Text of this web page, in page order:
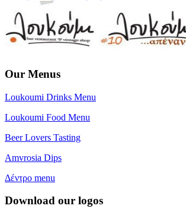
Our Menus
Loukoumi Drinks Menu
Loukoumi Food Menu
Beer Lovers Tasting
Amvrosia Dips
Δέντρο menu
Download our logos